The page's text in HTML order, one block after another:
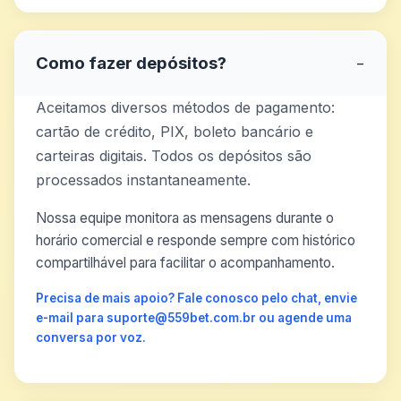
Como fazer depósitos? −
Aceitamos diversos métodos de pagamento:
cartão de crédito, PIX, boleto bancário e
carteiras digitais. Todos os depósitos são
processados instantaneamente.
Nossa equipe monitora as mensagens durante o
horário comercial e responde sempre com histórico
compartilhável para facilitar o acompanhamento.
Precisa de mais apoio? Fale conosco pelo chat, envie
e-mail para suporte@559bet.com.br ou agende uma
conversa por voz.